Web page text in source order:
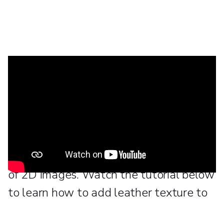
can easily be generated using all kinds
of 2D images. Watch the tutorial below
to learn how to add leather texture to